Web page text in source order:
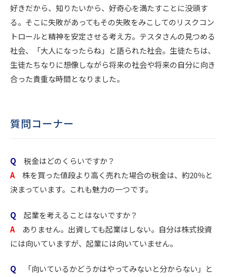
好きだから、知りたいから、好奇心を満たすことに没頭す
る。そこに失敗があってもその失敗をみこしてのリスクコン
トロールと精神を安定させる考え方。テスタさんの見つめる
社会、「大人になったらね」と語られた社会。生徒たちは、
生徒たちなりに想像しながら将来の社会や将来の自分に向き
合った貴重な時間となりました。
質問コーナー
Q 税金はどのくらいですか？
A
株を買った値段より高く売れた場合の税金は、約20％と
決まっています。これも魅力の一つです。
Q 起業を考えることはないですか？
A
ありません。出資しても起業はしない。自分は株式投資
には向いていますが、起業には向いていません。
Q 「向いているかどうかはやってみないと分からない」と